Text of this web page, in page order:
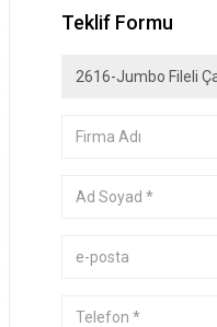
Teklif Formu